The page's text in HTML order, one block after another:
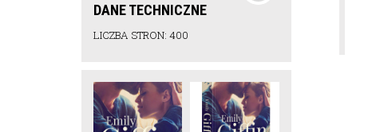
DANE TECHNICZNE
LICZBA STRON: 400